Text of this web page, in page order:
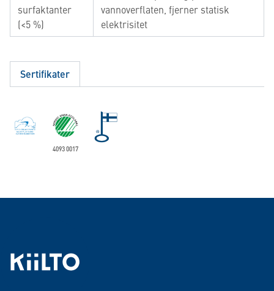
surfaktanter
(<5 %)
vannoverflaten, fjerner statisk
elektrisitet
Sertifikater
4093 0017